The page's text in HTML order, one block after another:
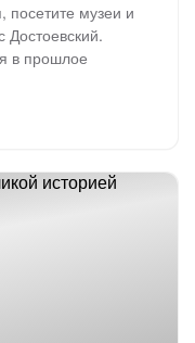
посетите музеи и
Достоевский.
в прошлое